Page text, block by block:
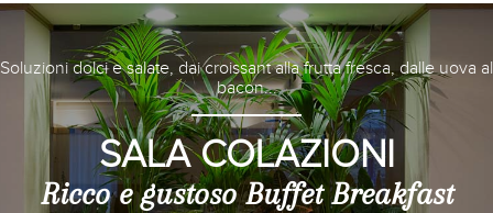
Soluzioni dolci e salate, dai croissant alla frutta fresca, dalle uova al
bacon...
SALA COLAZIONI
Ricco e gustoso Buffet Breakfast